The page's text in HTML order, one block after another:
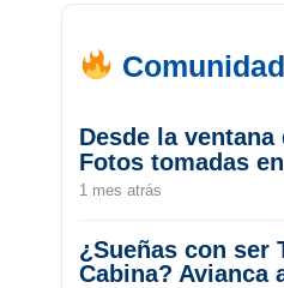
Desde la ventana
Fotos tomadas
1 mes atrás
¿Sueñas con ser
Cabina? Avianca